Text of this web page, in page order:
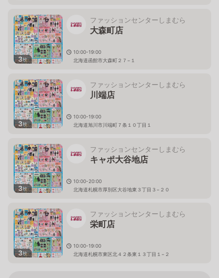
3枚
ファッションセンターしまむら
大森町店
10:00-19:00
北海道函館市大森町２７−１
3枚
ファッションセンターしまむら
川端店
10:00-19:00
北海道旭川市川端町７条１０丁目１
3枚
ファッションセンターしまむら
キャポ大谷地店
10:00-20:00
北海道札幌市厚別区大谷地東３丁目３−２０
3枚
ファッションセンターしまむら
栄町店
10:00-19:00
北海道札幌市東区北４２条東１３丁目１−２